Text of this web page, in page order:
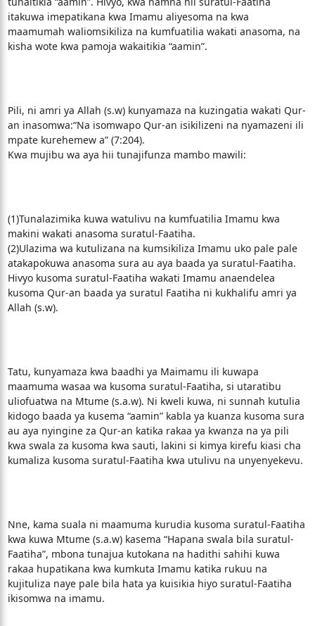
itakuwa imepatikana kwa Imamu aliyesoma na kwa
maamumah waliomsikiliza na kumfuatilia wakati anasoma, na
kisha wote kwa pamoja wakaitikia “aamin”.
Pili, ni amri ya Allah (s.w) kunyamaza na kuzingatia wakati Qur-
an inasomwa:“Na isomwapo Qur-an isikilizeni na nyamazeni ili
mpate kurehemew a” (7:204).
Kwa mujibu wa aya hii tunajifunza mambo mawili:
(1)Tunalazimika kuwa watulivu na kumfuatilia Imamu kwa
makini wakati anasoma suratul-Faatiha.
(2)Ulazima wa kutulizana na kumsikiliza Imamu uko pale pale
atakapokuwa anasoma sura au aya baada ya suratul-Faatiha.
Hivyo kusoma suratul-Faatiha wakati Imamu anaendelea
kusoma Qur-an baada ya suratul Faatiha ni kukhalifu amri ya
Allah (s.w).
Tatu, kunyamaza kwa baadhi ya Maimamu ili kuwapa
maamuma wasaa wa kusoma suratul-Faatiha, si utaratibu
uliofuatwa na Mtume (s.a.w). Ni kweli kuwa, ni sunnah kutulia
kidogo baada ya kusema “aamin” kabla ya kuanza kusoma sura
au aya nyingine za Qur-an katika rakaa ya kwanza na ya pili
kwa swala za kusoma kwa sauti, lakini si kimya kirefu kiasi cha
kumaliza kusoma suratul-Faatiha kwa utulivu na unyenyekevu.
Nne, kama suala ni maamuma kurudia kusoma suratul-Faatiha
kwa kuwa Mtume (s.a.w) kasema “Hapana swala bila suratul-
Faatiha”, mbona tunajua kutokana na hadithi sahihi kuwa
rakaa hupatikana kwa kumkuta Imamu katika rukuu na
kujituliza naye pale bila hata ya kuisikia hiyo suratul-Faatiha
ikisomwa na imamu.